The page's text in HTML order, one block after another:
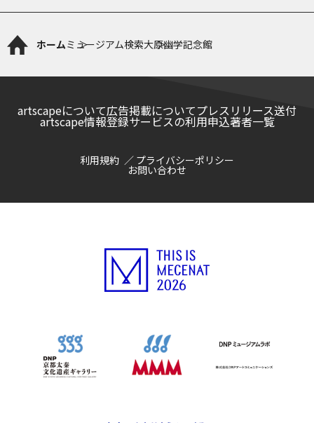
ホームミュージアム検索大原幽学記念館
artscapeについて広告掲載についてプレスリリース送付
artscape情報登録サービスの利用申込著者一覧
利用規約 プライバシーポリシー
お問い合わせ